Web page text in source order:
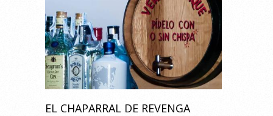
EL CHAPARRAL DE REVENGA